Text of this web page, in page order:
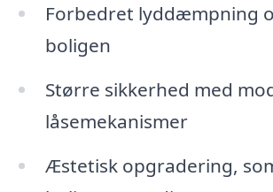
Forbedret lyddæmpning
boligen
Større sikkerhed med
låsemekanismer
Æstetisk opgradering,